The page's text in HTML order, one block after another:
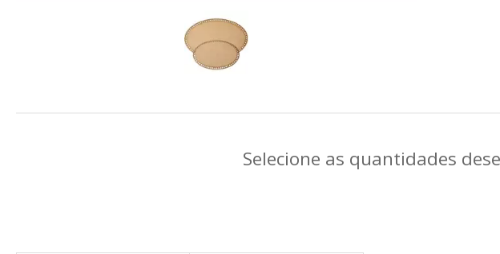
Selecione as quantidades